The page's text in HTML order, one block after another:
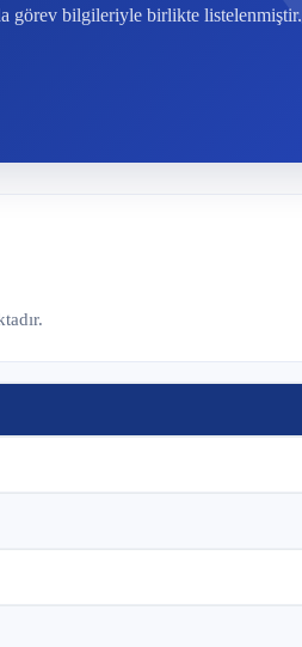
görev bilgileriyle birlikte listelenmiştir.